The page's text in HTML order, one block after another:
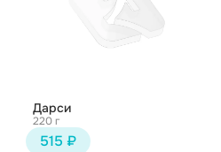
Дарси
220 г
515 ₽